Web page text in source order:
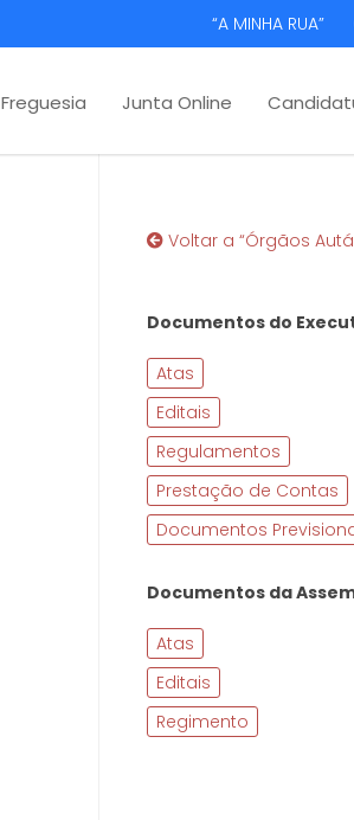
“A MINHA RUA”
Freguesia Junta Online
Voltar a “Órgãos
Documentos do
Atas
Editais
Regulamentos
Prestação de Contas
Documentos
Documentos da
Atas
Editais
Regimento